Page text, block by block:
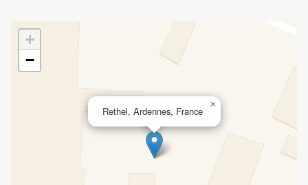
Rethel, Ardennes, France
×
+
−